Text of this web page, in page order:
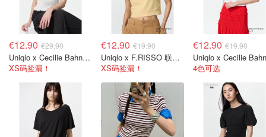
€12.90 €29.90
Uniqlo x Cecilie Bahnsen 联名T恤
XS码捡漏！
€12.90 €19.90
Uniqlo x F.RISSO 联名T恤
XS码捡漏！
€12.90 €19.90
4色可选